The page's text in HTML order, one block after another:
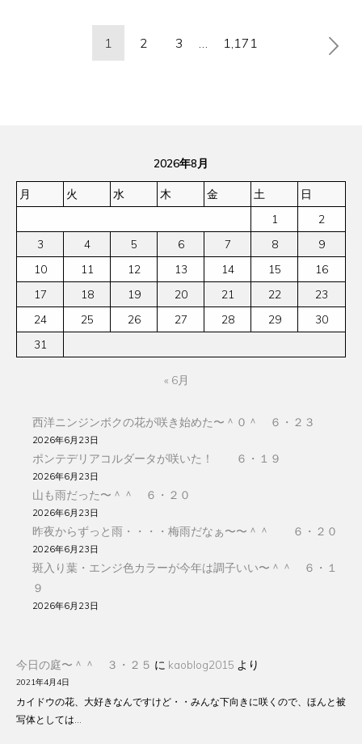
り
1 2 3 1,171
2026年8月
月 火 水 木 金 土
日
1
2
3
4 5 6 7 8
9
10
11 12 13 14 15
16
17
18 19 20 21 22
23
24
25 26 27 28 29
30
31
« 6月
西洋ニンジンボクの花が咲き始めた〜＾０＾ ６・２３
2026年6月23日
ポンテデリアコルダータが咲いた！ ６・１９
2026年6月23日
山も雨だった〜＾＾ ６・２０
2026年6月23日
昨夜からずっと雨・・・・梅雨だなぁ〜〜＾＾ ６・２０
2026年6月23日
斑入り葉・エンジ色カラーが今年は調子いい〜＾＾ ６・１
９
2026年6月23日
今日の庭〜＾＾ ３・２５ に kaoblog2015 より
2021年4月4日
カイドウの花、大好きなんですけど・・みんな下向きに咲くので、ほんと被
写体としては…